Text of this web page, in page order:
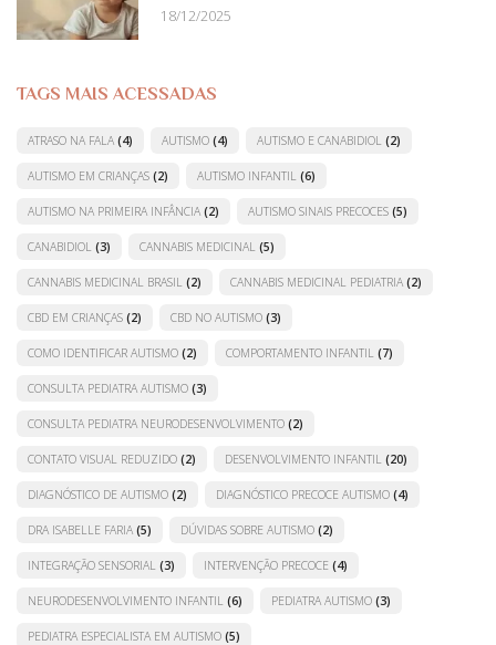
18/12/2025
TAGS MAIS ACESSADAS
ATRASO NA FALA (4) AUTISMO (4) AUTISMO E CANABIDIOL (2)
AUTISMO EM CRIANÇAS (2) AUTISMO INFANTIL (6)
AUTISMO NA PRIMEIRA INFÂNCIA (2) AUTISMO SINAIS PRECOCES (5)
CANABIDIOL (3) CANNABIS MEDICINAL (5)
CANNABIS MEDICINAL BRASIL (2) CANNABIS MEDICINAL PEDIATRIA (2)
CBD EM CRIANÇAS (2) CBD NO AUTISMO (3)
COMO IDENTIFICAR AUTISMO (2) COMPORTAMENTO INFANTIL (7)
CONSULTA PEDIATRA AUTISMO (3)
CONSULTA PEDIATRA NEURODESENVOLVIMENTO (2)
CONTATO VISUAL REDUZIDO (2) DESENVOLVIMENTO INFANTIL (20)
DIAGNÓSTICO DE AUTISMO (2) DIAGNÓSTICO PRECOCE AUTISMO (4)
DRA ISABELLE FARIA (5) DÚVIDAS SOBRE AUTISMO (2)
INTEGRAÇÃO SENSORIAL (3) INTERVENÇÃO PRECOCE (4)
NEURODESENVOLVIMENTO INFANTIL (6) PEDIATRA AUTISMO (3)
PEDIATRA ESPECIALISTA EM AUTISMO (5)